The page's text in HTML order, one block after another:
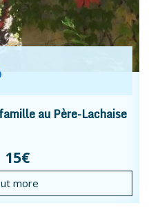
au Père-Lachaise
15€
more